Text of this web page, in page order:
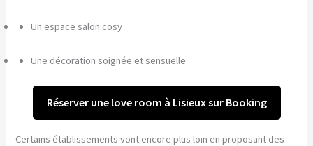
Un espace salon cosy
Une décoration soignée et sensuelle
Réserver une love room à Lisieux sur Booking
Certains établissements vont encore plus loin en proposant des